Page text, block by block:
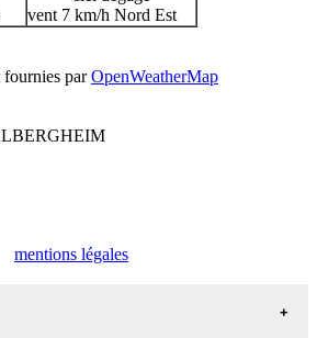
vent 7 km/h Nord Est
fournies parOpenWeatherMap
mentions légales